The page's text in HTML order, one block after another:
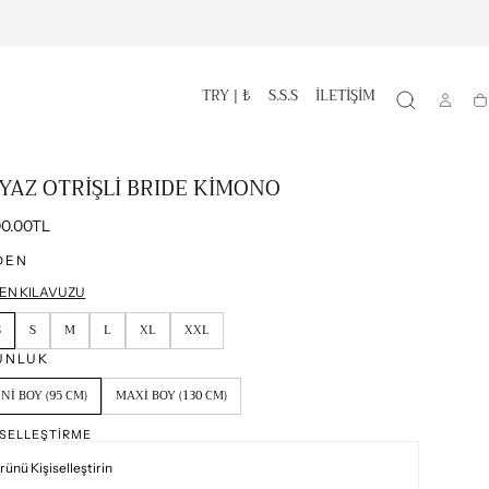
TRY | ₺ S.S.S İLETİŞİM
OTRİŞLİ BRIDE KİMONO
KILAVUZU
S M L XL XXL
BOY (95 CM) MAXI BOY (130 CM)